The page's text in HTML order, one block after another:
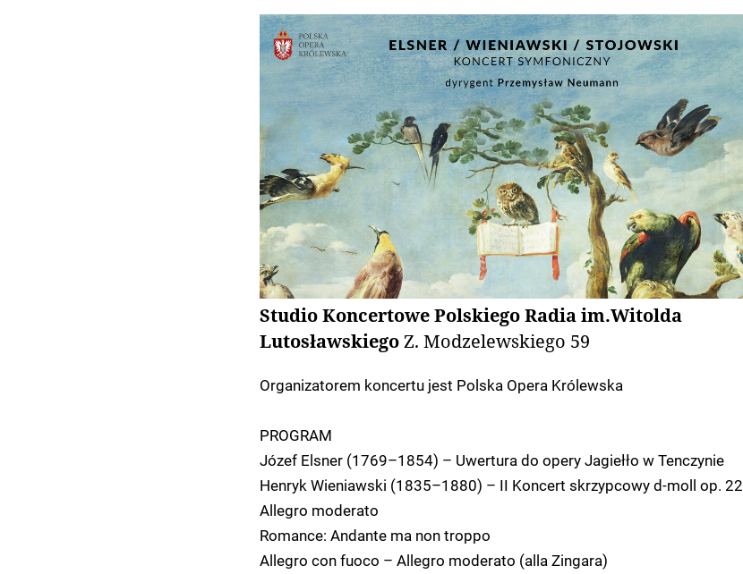
Studio Koncertowe Polskiego Radia im.Witolda
LutosławskiegoZ. Modzelewskiego 59
Organizatorem koncertu jest Polska Opera Królewska
PROGRAM
Józef Elsner (1769–1854) – Uwertura do opery Jagiełło w Tenczynie
Henryk Wieniawski (1835–1880) – II Koncert skrzypcowy d-moll op. 22
Allegro moderato
Romance: Andante ma non troppo
Allegro con fuoco – Allegro moderato (alla Zingara)